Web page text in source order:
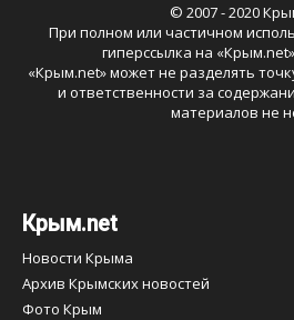
© 2007 - 2020
При полном или частичном
гиперссылка на «Крым.net
«Крым.net» может не разделять
и ответственности за
материалов не
Крым.net
Новости Крыма
Архив Крымских новостей
Фото Крым